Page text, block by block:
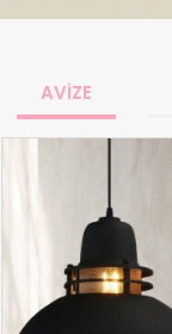
AVİZE